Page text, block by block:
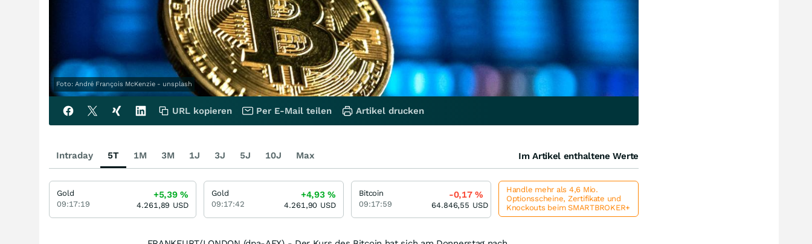
Foto: André François McKenzie - unsplash
URL kopieren Per E-Mail teilen Artikel drucken
Intraday 5T 1M 3M 1J 3J 5J 10J Max Im Artikel enthaltene Werte
Gold
09:17:19
+5,39%
4.261,89 USD
Gold
09:17:42
+4,93%
4.261,90 USD
Bitcoin
09:17:59
-0,17%
64.846,55 USD
Handle mehr als 4,6 Mio.
Optionsscheine, Zertifikate und
Knockouts beim SMARTBROKER+